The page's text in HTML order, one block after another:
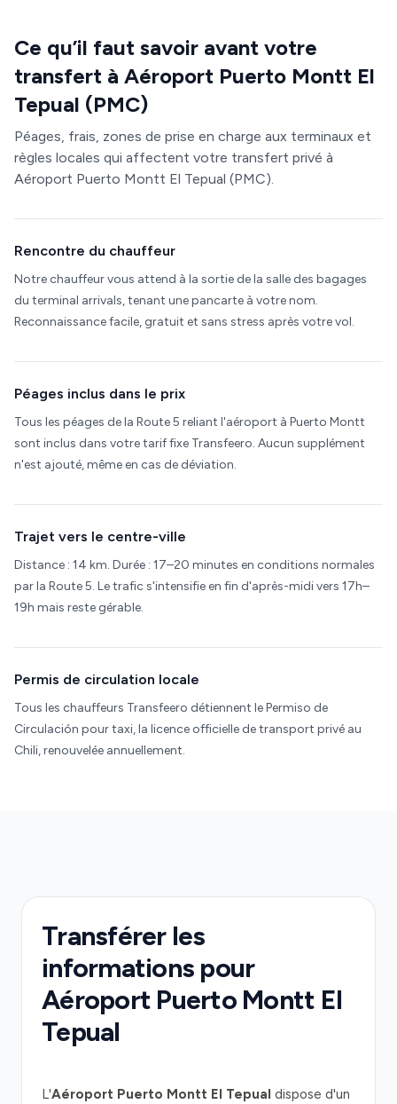
Ce qu’il faut savoir avant votre
transfert à Aéroport Puerto Montt El
Tepual (PMC)
Péages, frais, zones de prise en charge aux terminaux et
règles locales qui affectent votre transfert privé à
Aéroport Puerto Montt El Tepual (PMC).
Rencontre du chauffeur
Notre chauffeur vous attend à la sortie de la salle des bagages
du terminal arrivals, tenant une pancarte à votre nom.
Reconnaissance facile, gratuit et sans stress après votre vol.
Péages inclus dans le prix
Tous les péages de la Route 5 reliant l'aéroport à Puerto Montt
sont inclus dans votre tarif fixe Transfeero. Aucun supplément
n'est ajouté, même en cas de déviation.
Trajet vers le centre-ville
Distance : 14 km. Durée : 17–20 minutes en conditions normales
par la Route 5. Le trafic s'intensifie en fin d'après-midi vers 17h–
19h mais reste gérable.
Permis de circulation locale
Tous les chauffeurs Transfeero détiennent le Permiso de
Circulación pour taxi, la licence officielle de transport privé au
Chili, renouvelée annuellement.
Transférer les
informations pour
Aéroport Puerto Montt El
Tepual
L'Aéroport Puerto Montt El Tepual dispose d'un